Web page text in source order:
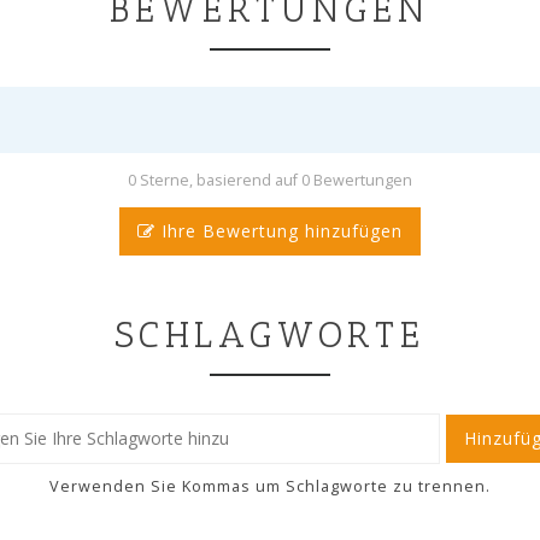
BEWERTUNGEN
0 Sterne, basierend auf 0 Bewertungen
Ihre Bewertung hinzufügen
SCHLAGWORTE
Verwenden Sie Kommas um Schlagworte zu trennen.